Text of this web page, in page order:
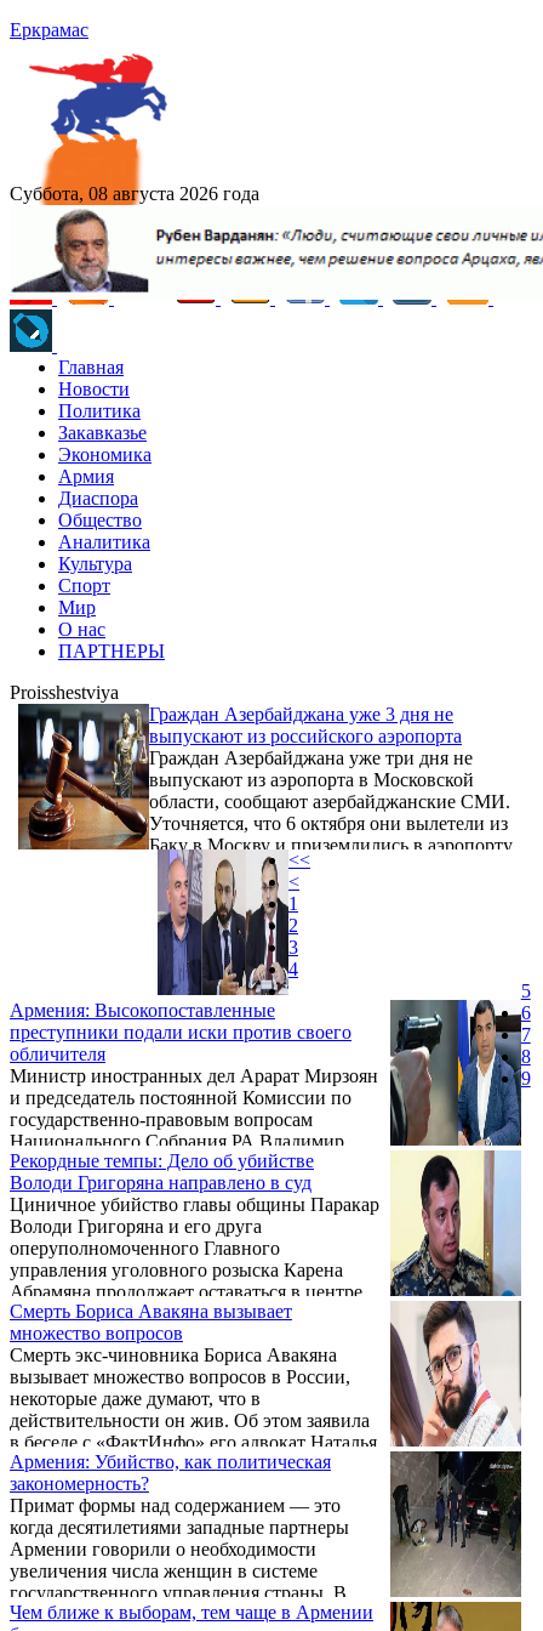
Еркрамас
Суббота, 08 августа 2026 года
Главная
Новости
Политика
Закавказье
Экономика
Армия
Диаспора
Общество
Аналитика
Культура
Спорт
Мир
О нас
ПАРТНЕРЫ
Proisshestviya
Граждан Азербайджана уже 3 дня не
выпускают из российского аэропорта
Граждан Азербайджана уже три дня не
выпускают из аэропорта в Московской
области, сообщают азербайджанские СМИ.
Уточняется, что 6 октября они вылетели из
Баку в Москву и приземлились в аэропорту
Жуковский в Подмосковье.
Армения: Высокопоставленные
преступники подали иски против своего
обличителя
Министр иностранных дел Арарат Мирзоян
и председатель постоянной Комиссии по
государственно-правовым вопросам
Национального Собрания РА Владимир
Варданян обратились в суд с двумя
совершенно аналогичными гражданскими
исками. Впрочем, оно и не удивительно с
учетом того, что интересы обоих в этих
процессах представляет она адвокатесса —
Заруи Карапетян.
Рекордные темпы: Дело об убийстве
Володи Григоряна направлено в суд
Циничное убийство главы общины Паракар
Володи Григоряна и его друга
оперуполномоченного Главного
управления уголовного розыска Карена
Абрамяна продолжает оставаться в центре
внимания общественности. Напомним, что
они были застрелены поздно вечером 23
сентября в селе Мердзаван, на территории
строящегося дома Володи Григоряна.
Смерть Бориса Авакяна вызывает
множество вопросов
Смерть экс-чиновника Бориса Авакяна
вызывает множество вопросов в России,
некоторые даже думают, что в
действительности он жив. Об этом заявила
в беседе с «ФактИнфо» его адвокат Наталья
Черникова. Она по-прежнему утверждает,
что «Авакян не мог покончить с собой, он
не тот человек».
Армения: Убийство, как политическая
закономерность?
Примат формы над содержанием — это
когда десятилетиями западные партнеры
Армении говорили о необходимости
увеличения числа женщин в системе
государственного управления страны. В
действительности, это и есть
Чем ближе к выборам, тем чаще в Армении
<<
<
1
2
3
4
5
6
7
8
9